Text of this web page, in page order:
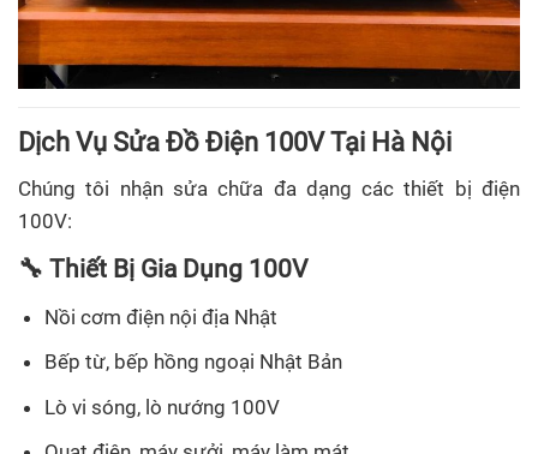
Dịch Vụ Sửa Đồ Điện 100V Tại Hà Nội
Chúng tôi nhận sửa chữa đa dạng các thiết bị điện
100V:
🔧 Thiết Bị Gia Dụng 100V
Nồi cơm điện nội địa Nhật
Bếp từ, bếp hồng ngoại Nhật Bản
Lò vi sóng, lò nướng 100V